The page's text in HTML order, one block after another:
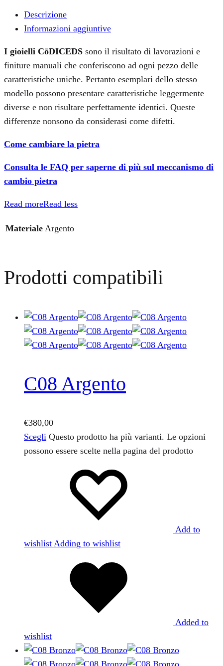
Descrizione
Informazioni aggiuntive
I gioielli CōDICEDS sono il risultato di lavorazioni e
finiture manuali che conferiscono ad ogni pezzo delle
caratteristiche uniche. Pertanto esemplari dello stesso
modello possono presentare caratteristiche leggermente
diverse e non risultare perfettamente identici. Queste
differenze nonsono da considerasi come difetti.
Come cambiare la pietra
Consulta le FAQ per saperne di più sul meccanismo di
cambio pietra
Read moreRead less
Materiale Argento
Prodotti compatibili
C08 Argento
€380,00
Scegli Questo prodotto ha più varianti. Le opzioni
possono essere scelte nella pagina del prodotto
Add to
wishlist Adding to wishlist
Added to
wishlist